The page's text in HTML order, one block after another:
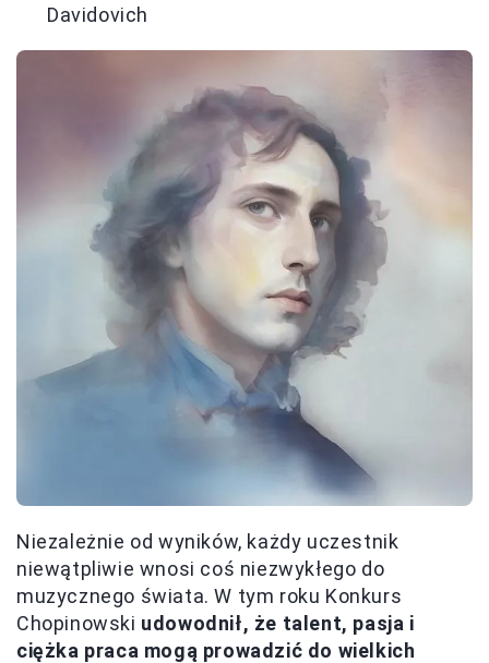
Davidovich
Niezależnie od wyników, każdy uczestnik
niewątpliwie wnosi coś niezwykłego do
muzycznego świata. W tym roku Konkurs
Chopinowski udowodnił, że talent, pasja i
ciężka praca mogą prowadzić do wielkich